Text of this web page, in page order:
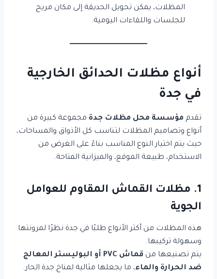
المظلات، يمكن تحويل الحديقة إلى مكان مريح
للجلسات واللقاءات اليومية.
أنواع مظلات الحدائق الخارجية
في جدة
تقدم مؤسسة محل مظلات جدة مجموعة كبيرة من
أنواع وتصاميم المظلات لتناسب كل الأذواق والمساحات،
حيث يتم اختيار النوع المناسب بناءً على الغرض من
الاستخدام، طبيعة الموقع، والميزانية المتاحة.
1. مظلات القماش المقاوم للعوامل
الجوية
هذه المظلات من أكثر الأنواع طلبًا في جدة نظرًا لمرونتها
وسهولة تركيبها.
يتم تصنيعها من
قماش PVC أو البوليستر المعالج
ضد الحرارة والماء، ما يجعلها مثالية لمناخ جدة الحار.